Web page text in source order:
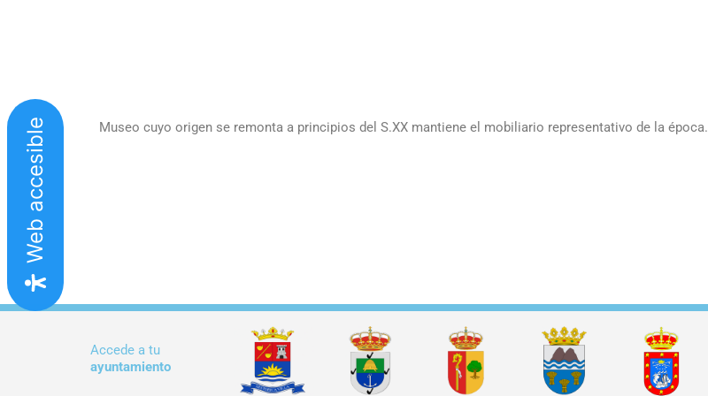
Museo cuyo origen se remonta a principios del S.XX mantiene el mobiliario representativo de la época.
Accede a tu
ayuntamiento
Web accesible